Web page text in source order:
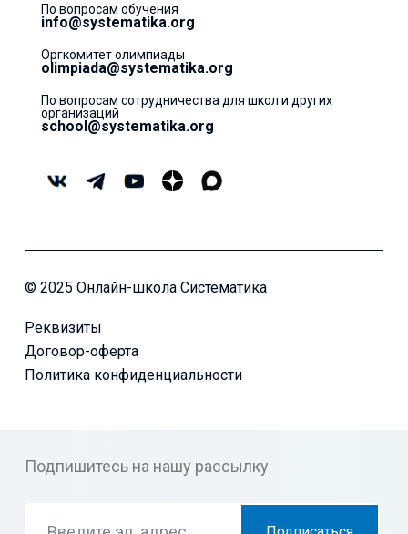
По вопросам обучения
info@systematika.org
Оргкомитет олимпиады
olimpiada@systematika.org
По вопросам сотрудничества для школ и других
организаций
school@systematika.org
© 2025 Онлайн-школа Систематика
Реквизиты
Договор-оферта
Политика конфиденциальности
Подпишитесь на нашу рассылку